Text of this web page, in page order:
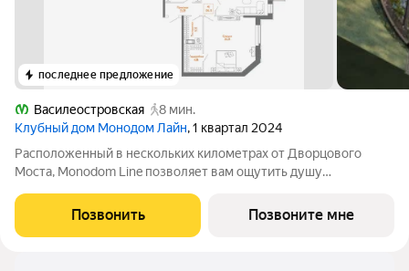
последнее предложение
Василеостровская
8 мин.
Клубный дом Монодом Лайн, 1 квартал 2024
Расположенный в нескольких километрах от Дворцового
Моста, Monodom Line позволяет вам ощутить душу
пешком до метро "Василеостровская", и вы свободно
перемещаетесь по городу. Инфраструктура Monodom
Позвонить Позвоните мне